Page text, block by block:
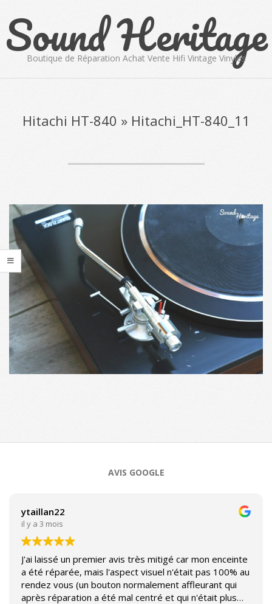
content
Sound Heritage
Boutique de Réparation Achat Vente Hifi Vintage Vinyles
Hitachi HT-840 » Hitachi_HT-840_11
AVIS GOOGLE
ytaillan22
il y a 3 mois
J'ai laissé un premier avis très mitigé car mon enceinte
a été réparée, mais l'aspect visuel n'était pas 100% au
rendez vous (un bouton normalement affleurant qui
après réparation a été mal centré et qui n'était plus